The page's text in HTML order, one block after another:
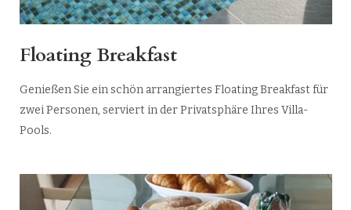
Floating Breakfast
Genießen Sie ein schön arrangiertes Floating Breakfast für
zwei Personen, serviert in der Privatsphäre Ihres Villa-
Pools.